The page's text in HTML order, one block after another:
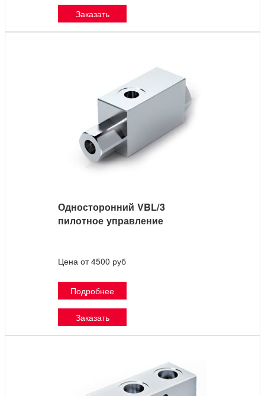
Заказать
Односторонний VBL/3
пилотное управление
Цена от 4500 руб
Подробнее
Заказать